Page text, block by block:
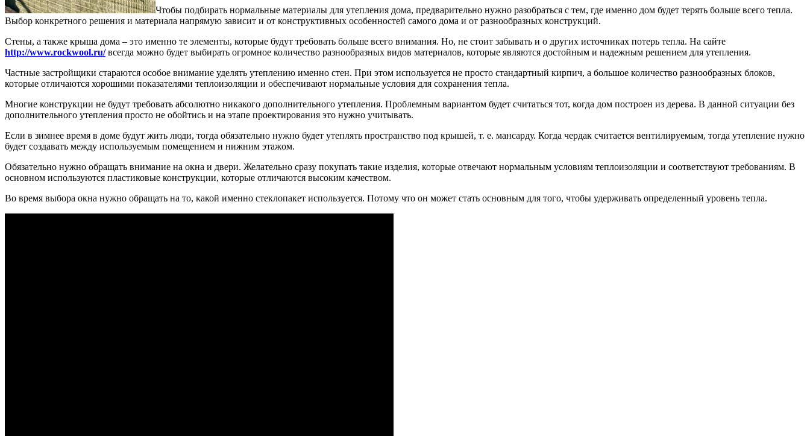
Чтобы подбирать нормальные материалы для утепления дома, предварительно нужно разобраться с тем, где именно дом будет терять больше всего тепла.
Выбор конкретного решения и материала напрямую зависит и от конструктивных особенностей самого дома и от разнообразных конструкций.
Стены, а также крыша дома – это именно те элементы, которые будут требовать больше всего внимания. Но, не стоит забывать и о других источниках потерь тепла. На сайте
http://www.rockwool.ru/всегда можно будет выбирать огромное количество разнообразных видов материалов, которые являются достойным и надежным решением для утепления.
Частные застройщики стараются особое внимание уделять утеплению именно стен. При этом используется не просто стандартный кирпич, а большое количество разнообразных блоков,
которые отличаются хорошими показателями теплоизоляции и обеспечивают нормальные условия для сохранения тепла.
Многие конструкции не будут требовать абсолютно никакого дополнительного утепления. Проблемным вариантом будет считаться тот, когда дом построен из дерева. В данной ситуации без
дополнительного утепления просто не обойтись и на этапе проектирования это нужно учитывать.
Если в зимнее время в доме будут жить люди, тогда обязательно нужно будет утеплять пространство под крышей, т. е. мансарду. Когда чердак считается вентилируемым, тогда утепление нужно
будет создавать между используемым помещением и нижним этажом.
Обязательно нужно обращать внимание на окна и двери. Желательно сразу покупать такие изделия, которые отвечают нормальным условиям теплоизоляции и соответствуют требованиям. В
основном используются пластиковые конструкции, которые отличаются высоким качеством.
Во время выбора окна нужно обращать на то, какой именно стеклопакет используется. Потому что он может стать основным для того, чтобы удерживать определенный уровень тепла.